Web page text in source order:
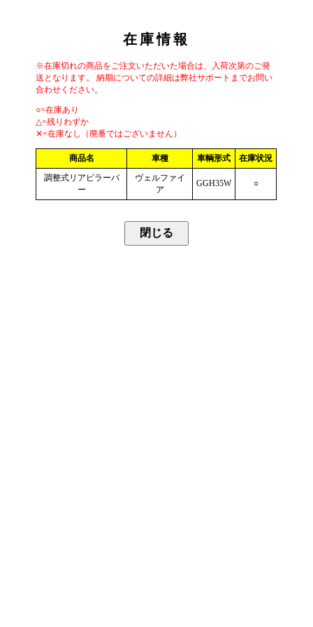
在庫情報
※在庫切れの商品をご注文いただいた場合は、入荷次第のご発
送となります。 納期についての詳細は弊社サポートまでお問い
合わせください。
○=在庫あり
△=残りわずか
✕=在庫なし（廃番ではございません）
商品名 車種 車輌形式
在庫状況
調整式リアピラーバ
ー
ヴェルファイ
ア
GGH35W ○